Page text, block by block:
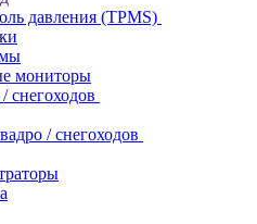
давления (TPMS)
мониторы
снегоходов
/ снегоходов